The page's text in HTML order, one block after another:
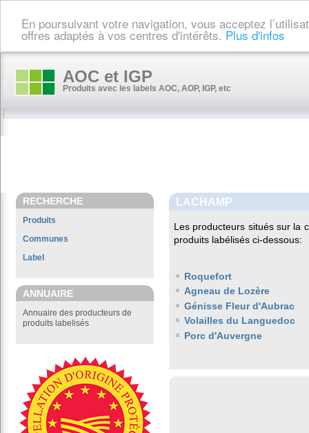
En poursuivant votre navigation, vous acceptez
offres adaptés à vos centres d'intérêts. Plus d'infos
AOC et IGP
Produits avec les labels AOC, AOP, IGP, etc
RECHERCHE
Produits
Communes
Label
ANNUAIRE
Annuaire des producteurs de
produits labelisés
LACHAMP
Les producteurs situés sur la
produits labélisés ci-dessous:
Roquefort
Agneau de Lozère
Génisse Fleur d'Aubrac
Volailles du Languedoc
Porc d'Auvergne